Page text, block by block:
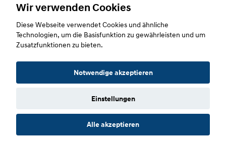
erforderlich.
Zustimmen
Datenschutz Impressum
Wir verwenden Cookies
Diese Webseite verwendet Cookies und ähnliche
Technologien, um die Basisfunktion zu gewährleisten und um
Zusatzfunktionen zu bieten.
Notwendige akzeptieren
Einstellungen
Alle akzeptieren